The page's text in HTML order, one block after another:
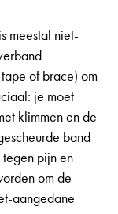
meestal niet-
of brace) om
je moet
klimmen en de
band
tegen pijn en
om de
aangedane